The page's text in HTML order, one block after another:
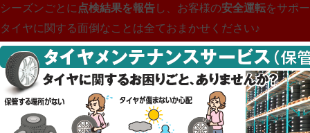
シーズンごとに 点検結果を報告し、お客様の安全運転をサポ
タイヤに関する面倒なことは全ておまかせください♪